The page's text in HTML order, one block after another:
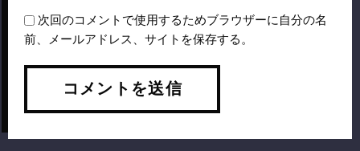
次回のコメントで使用するためブラウザーに自分の名
前、メールアドレス、サイトを保存する。